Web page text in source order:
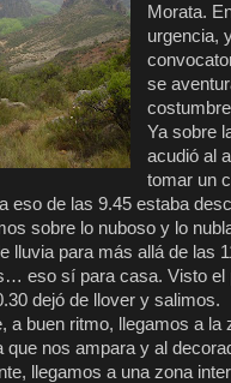
Morata.
urgencia,
se
Ya sobre
acudió al
tomar un
eso de las 9.45 estaba
sobre lo nuboso y lo
lluvia para más allá de
eso sí para casa. Visto
dejó de llover y salimos.
a buen ritmo, llegamos a
nos ampara y al
llegamos a una zona